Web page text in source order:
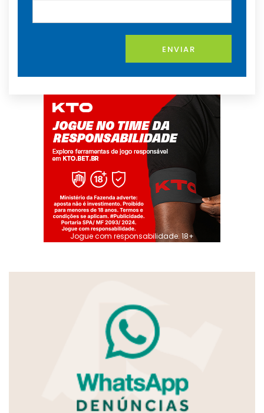
ENVIAR
Jogue com responsabilidade. 18+